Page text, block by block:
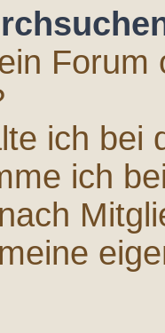
Forum
ich bei
ich